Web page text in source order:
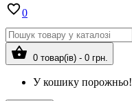
0
0 товар(ів) - 0 грн.
У кошику порожньо!